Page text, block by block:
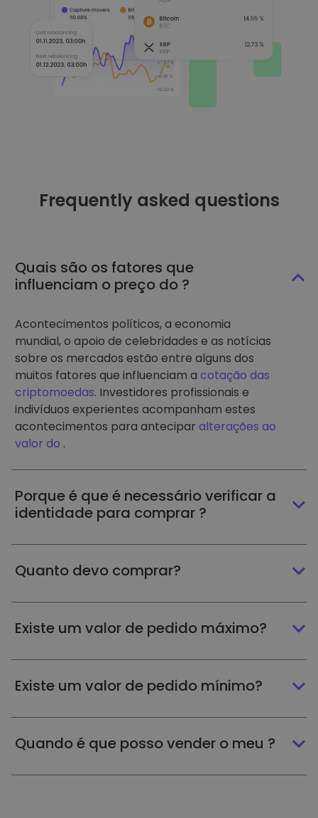
Frequently asked questions
Quais são os fatores que
influenciam o preço do ?
Acontecimentos políticos, a economia
mundial, o apoio de celebridades e as notícias
sobre os mercados estão entre alguns dos
muitos fatores que influenciam a cotação das
criptomoedas. Investidores profissionais e
indivíduos experientes acompanham estes
acontecimentos para antecipar alterações ao
valor do .
Porque é que é necessário verificar a
identidade para comprar ?
Quanto devo comprar?
Existe um valor de pedido máximo?
Existe um valor de pedido mínimo?
Quando é que posso vender o meu ?